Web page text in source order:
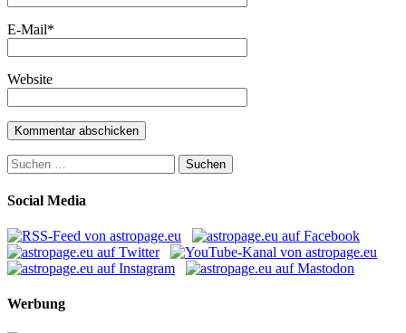
E-Mail*
Website
Suchen
nach:
Social Media
Werbung